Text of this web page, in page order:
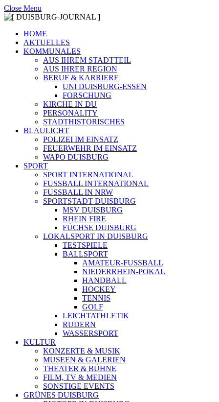
Close Menu
HOME
AKTUELLES
KOMMUNALES
AUS IHREM STADTTEIL
AUS IHRER REGION
BERUF & KARRIERE
UNI DUISBURG-ESSEN
FORSCHUNG
KIRCHE IN DU
PERSONALITY
STADTHISTORISCHES
BLAULICHT
POLIZEI IM EINSATZ
FEUERWEHR IM EINSATZ
WAPO DUISBURG
SPORT
SPORT INTERNATIONAL
FUSSBALL INTERNATIONAL
FUSSBALL IN NRW
SPORTSTADT DUISBURG
MSV DUISBURG
RHEIN FIRE
FÜCHSE DUISBURG
LOKALSPORT IN DUISBURG
TESTSPIELE
BALLSPORT
AMATEUR-FUSSBALL
NIEDERRHEIN-POKAL
HANDBALL
HOCKEY
TENNIS
GOLF
LEICHTATHLETIK
RUDERN
WASSERSPORT
KULTUR
KONZERTE & MUSIK
MUSEEN & GALERIEN
THEATER & BÜHNE
FILM, TV & MEDIEN
SONSTIGE EVENTS
GRÜNES DUISBURG